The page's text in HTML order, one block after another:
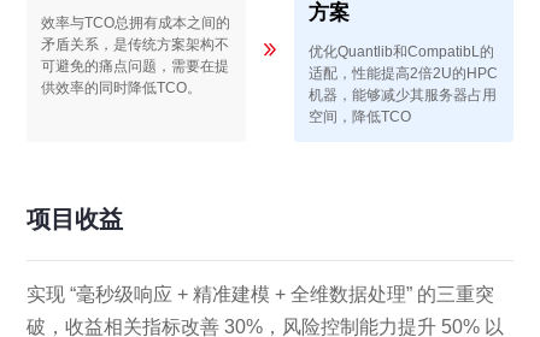
效率与TCO总拥有成本之间的
矛盾关系，是传统方案架构不
可避免的痛点问题，需要在提
供效率的同时降低TCO。
方案
优化Quantlib和CompatibL的
适配，性能提高2倍 2U的HPC
机器，能够减少其服务器占用
空间，降低TCO
项目收益
实现 “毫秒级响应 + 精准建模 + 全维数据处理” 的三重突
破，收益相关指标改善 30%，风险控制能力提升 50% 以